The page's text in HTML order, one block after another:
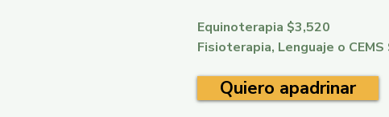
Equinoterapia $3,520
Fisioterapia, Lenguaje o CEMS
Quiero apadrinar